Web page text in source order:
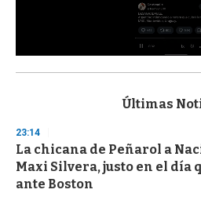
s
d
s
o
f
3
Últimas
23:14
La chicana de Peñarol a
Maxi Silvera, justo en el día
ante Boston